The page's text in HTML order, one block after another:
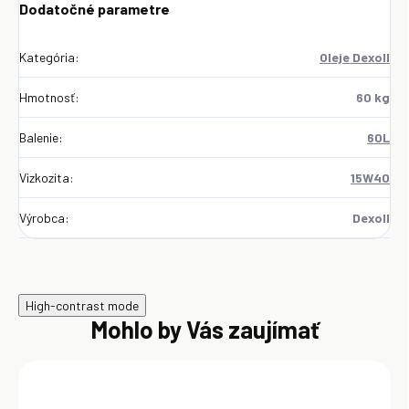
Dodatočné parametre
Kategória: Oleje Dexoll
Hmotnosť: 60 kg
Balenie: 60L
Vizkozita: 15W40
Výrobca: Dexoll
High-contrast mode
Mohlo by Vás zaujímať